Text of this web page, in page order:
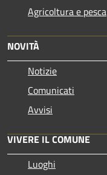
Agricoltura e pesca
NOVITÀ
Notizie
Comunicati
Avvisi
VIVERE IL COMUNE
Luoghi